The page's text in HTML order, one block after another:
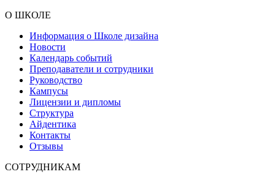
О ШКОЛЕ
Информация о Школе дизайна
Новости
Календарь событий
Преподаватели и сотрудники
Руководство
Кампусы
Лицензии и дипломы
Структура
Айдентика
Контакты
Отзывы
СОТРУДНИКАМ